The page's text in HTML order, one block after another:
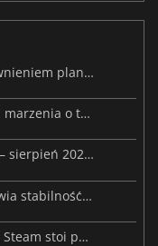
MARVEL Tōkon debiutuje wraz z ujawnieniem planu rozwoju na pierwszy rok
Wyciek ceny Steam Frame przekreśla marzenia o tanim zestawie VR
Premiery gier wideo w tym tygodniu – sierpień 2026 r. (32. tydzień)
Nowa aktualizacja w Palworld poprawia stabilność Sunreach i walk z bossami
Projekt Helix znów w grze, przyszłość Steam stoi pod znakiem zapytania